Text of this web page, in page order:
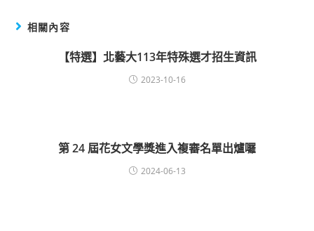
相關內容
【特選】北藝大113年特殊選才招生資訊
2023-10-16
第 24 屆花女文學獎進入複審名單出爐囉
2024-06-13